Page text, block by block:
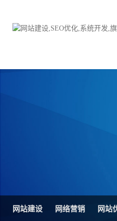
网站SEO优化
微信平台建设
网站建设 网络营销 网站